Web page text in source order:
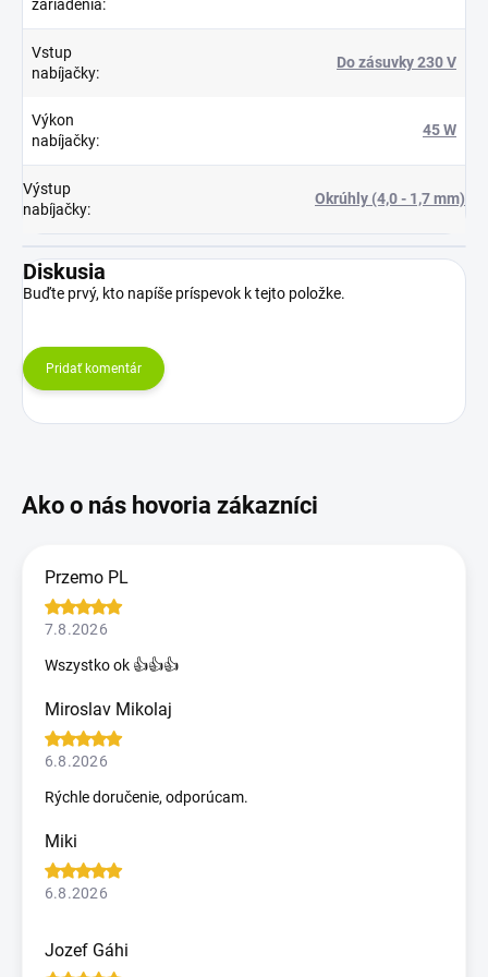
zariadenia:
Vstup
nabíjačky:
Do zásuvky 230 V
Výkon
nabíjačky:
45 W
Výstup
nabíjačky:
Okrúhly (4,0 - 1,7 mm)
Diskusia
Buďte prvý, kto napíše príspevok k tejto položke.
Pridať komentár
Przemo PL
7.8.2026
Wszystko ok 👍👍👍
Miroslav Mikolaj
6.8.2026
Rýchle doručenie, odporúcam.
Miki
6.8.2026
Jozef Gáhi